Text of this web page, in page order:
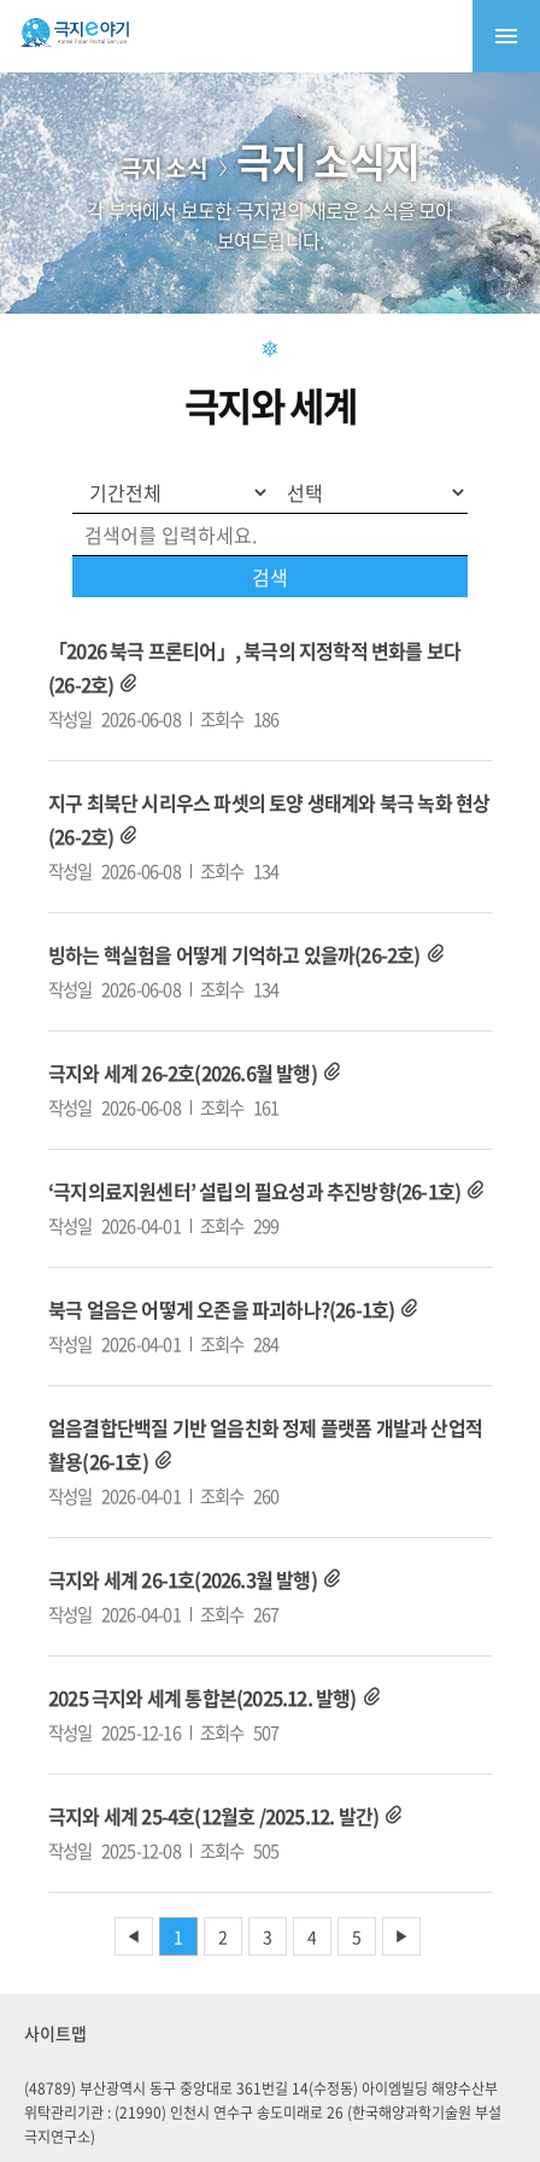
극지 소식 극지 소식지
각 부처에서 보도한 극지권의 새로운 소식을 모아
보여드립니다.
극지와 세계
「2026 북극 프론티어」, 북극의 지정학적 변화를 보다
(26-2호)
작성일 2026-06-08 조회수 186
지구 최북단 시리우스 파셋의 토양 생태계와 북극 녹화 현상
(26-2호)
작성일 2026-06-08 조회수 134
빙하는 핵실험을 어떻게 기억하고 있을까(26-2호)
작성일 2026-06-08 조회수 134
극지와 세계 26-2호(2026.6월 발행)
작성일 2026-06-08 조회수 161
‘극지의료지원센터’ 설립의 필요성과 추진방향(26-1호)
작성일 2026-04-01 조회수 299
북극 얼음은 어떻게 오존을 파괴하나?(26-1호)
작성일 2026-04-01 조회수 284
얼음결합단백질 기반 얼음친화 정제 플랫폼 개발과 산업적
활용(26-1호)
작성일 2026-04-01 조회수 260
극지와 세계 26-1호(2026.3월 발행)
작성일 2026-04-01 조회수 267
2025 극지와 세계 통합본(2025.12. 발행)
작성일 2025-12-16 조회수 507
극지와 세계 25-4호(12월호 /2025.12. 발간)
작성일 2025-12-08 조회수 505
◀ 1 2 3 4 5 ▶
사이트맵
(48789) 부산광역시 동구 중앙대로 361번길 14(수정동) 아이엠빌딩 해양수산부
위탁관리기관 : (21990) 인천시 연수구 송도미래로 26 (한국해양과학기술원 부설
극지연구소)